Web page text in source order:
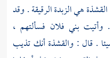
هي الزبدة الرقيقة . وقد
بني فلان فسألتهم ،
. قال : والقشذة أنك تذيب